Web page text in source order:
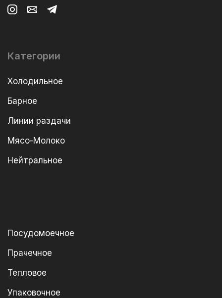
Категории
Холодильное
Барное
Линии раздачи
Мясо-Молоко
Нейтральное
Посудомоечное
Прачечное
Тепловое
Упаковочное